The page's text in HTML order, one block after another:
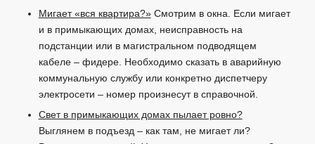
Мигает «вся квартира?»Смотрим в окна. Если мигает
и в примыкающих домах, неисправность на
подстанции или в магистральном подводящем
кабеле – фидере. Необходимо сказать в аварийную
коммунальную службу или конкретно диспетчеру
электросети – номер произнесут в справочной.
Свет в примыкающих домах пылает ровно?
Выглянем в подъезд – как там, не мигает ли?